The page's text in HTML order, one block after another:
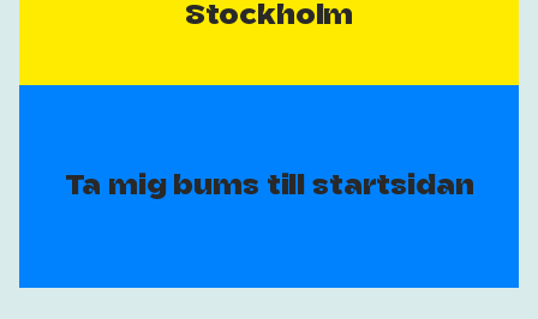
Stockholm
Ta mig bums till startsidan